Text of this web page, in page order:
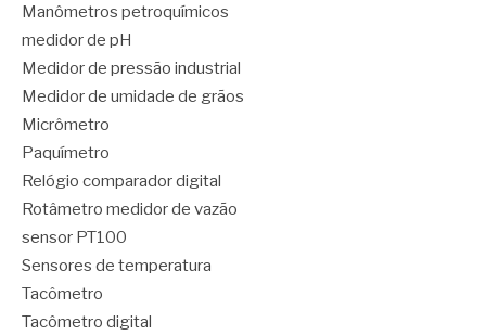
Manômetros petroquímicos
medidor de pH
Medidor de pressão industrial
Medidor de umidade de grãos
Micrômetro
Paquímetro
Relógio comparador digital
Rotâmetro medidor de vazão
sensor PT100
Sensores de temperatura
Tacômetro
Tacômetro digital